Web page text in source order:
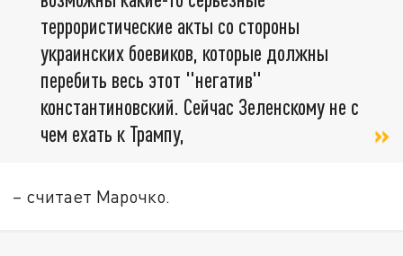
террористические акты со стороны
украинских боевиков, которые должны
перебить весь этот "негатив"
константиновский. Сейчас Зеленскому не с
чем ехать к Трампу,
– считает Марочко.